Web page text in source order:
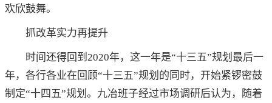
欢欣鼓舞。
抓改革实力再提升
时间还得回到2020年，这一年是“十三五”规划最后一
年，各行各业在回顾“十三五”规划的同时，开始紧锣密鼓
制定“十四五”规划。九冶班子经过市场调研后认为，随着